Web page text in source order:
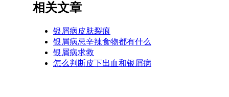
相关文章
银屑病皮肤裂痕
银屑病忌辛辣食物都有什么
银屑病求救
怎么判断皮下出血和银屑病